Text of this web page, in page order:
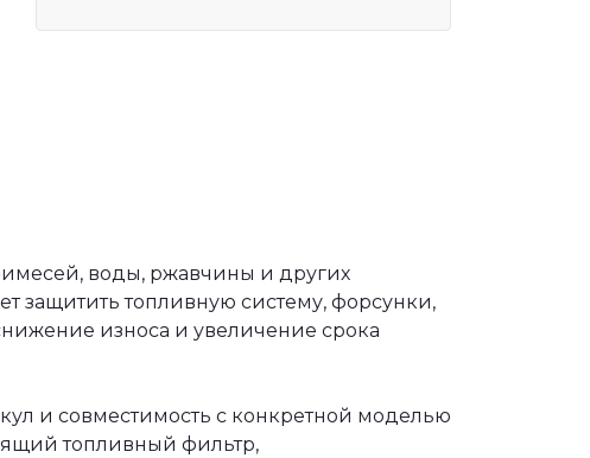
воды, ржавчины и других
защитить топливную систему, форсунки,
износа и увеличение срока
и совместимость с конкретной моделью
топливный фильтр,